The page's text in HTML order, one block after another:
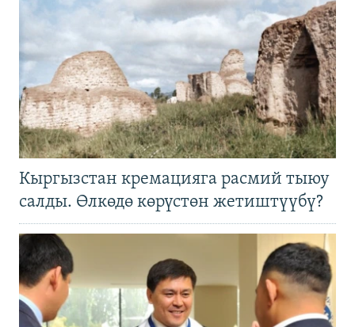
Кыргызстан кремацияга расмий тыюу
салды. Өлкөдө көрүстөн жетиштүүбү?